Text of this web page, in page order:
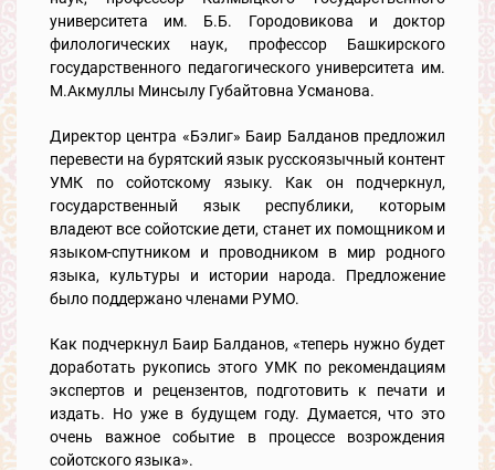
университета им. Б.Б. Городовикова и доктор
филологических наук, профессор Башкирского
государственного педагогического университета им.
М.Акмуллы Минсылу Губайтовна Усманова.
Директор центра «Бэлиг» Баир Балданов предложил
перевести на бурятский язык русскоязычный контент
УМК по сойотскому языку. Как он подчеркнул,
государственный язык республики, которым
владеют все сойотские дети, станет их помощником и
языком-спутником и проводником в мир родного
языка, культуры и истории народа. Предложение
было поддержано членами РУМО.
Как подчеркнул Баир Балданов, «теперь нужно будет
доработать рукопись этого УМК по рекомендациям
экспертов и рецензентов, подготовить к печати и
издать. Но уже в будущем году. Думается, что это
очень важное событие в процессе возрождения
сойотского языка».